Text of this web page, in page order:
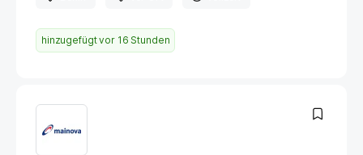
hinzugefügt vor 16 Stunden